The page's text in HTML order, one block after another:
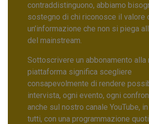
contraddistinguono, abbiamo
sostegno di chi riconosce il valore
un’informazione che non si piega
del mainstream.
Sottoscrivere un abbonamento alla
piattaforma significa scegliere
consapevolmente di rendere
intervista, ogni evento, ogni
anche sul nostro canale YouTube,
tutti, con una programmazione